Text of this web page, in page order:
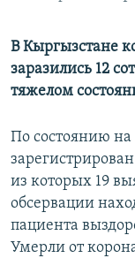
В Кыргызстане
заразились 12
тяжелом
По состоянию на
из которых 19
обсервации
пациента
Умерли от